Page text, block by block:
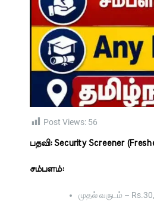
Post Views: 56
பதவி: Security Screener
சம்பளம்:
முதல் வருடம் –